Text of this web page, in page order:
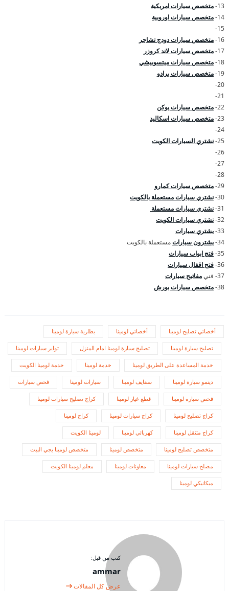
13- متخصص سيارات امريكية
14- متخصص سيارات اوروبية
15-
16- متخصص سيارات دودج تشاجر
17- متخصص سيارات لاند كروزر
18- متخصص سيارات ميتسوبيشي
19- متخصص سيارات برادو
20-
21-
22- متخصص سيارات يوكن
23- متخصص سيارات اسكاليد
24-
25- نشتري السيارات الكويت
26-
27-
28-
29- متخصص سيارات كمارو
30- نشتري سيارات مستعملة بالكويت
31- نشتري سيارات مستعملة
32- نشتري سيارات الكويت
33- يشتري سيارات
34- يشترون سياراتمستعملة بالكويت
35- فتج ابواب سيارات
36- فتح اقفال سيارات
37- فني
مفاتيح سيارات
38- متخصص سيارات بورش
أخصائي تصليح لومينا أخصائي لومينا بطارية سيارة لومينا
تصليح سيارة لومينا تصليح سيارة لومينا امام المنزل تواير سيارات لومينا
خدمة المساعدة على الطريق لومينا خدمة لومينا خدمة لومينا الكويت
دينمو سيارة لومينا سفايف لومينا سيارات لومينا فحص سيارات
فحص سيارة لومينا قطع غيار لومينا كراج تصليح سيارات لومينا
كراج تصليح لومينا كراج سيارات لومينا كراج لومينا
كراج متنقل لومينا كهربائي لومينا لومينا الكويت
متخصص تصليح لومينا متخصص لومينا متخصص لومينا يجي البيت
مصلح سيارات لومينا معاونات لومينا معلم لومينا الكويت
ميكانيكي لومينا
كتب من قبل:
ammar
عرض كل المقالات